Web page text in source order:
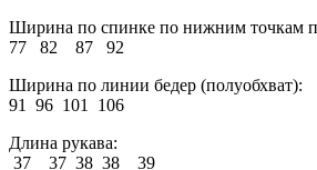
Ширина по спинке по нижним
77 82 87 92
Ширина по линии бедер
91 96 101 106
Длина
37 37 38 38 39